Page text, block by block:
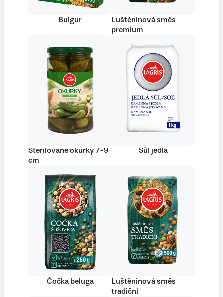
Bulgur
Luštěninová směs
premium
Sterilované okurky 7-9
cm
Sůl jedlá
Čočka beluga
Luštěninová směs
tradiční